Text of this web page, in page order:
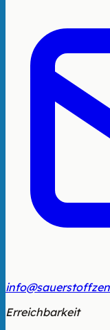
Erreichbarkeit